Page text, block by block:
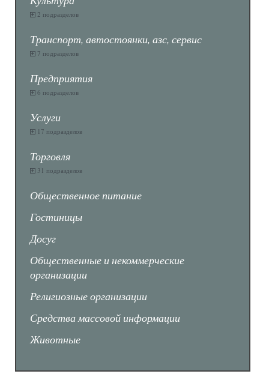
2 подразделов
Транспорт, автостоянки, азс, сервис
7 подразделов
Предприятия
6 подразделов
Услуги
17 подразделов
Торговля
31 подразделов
Общественное питание
Гостиницы
Досуг
Общественные и некоммерческие
организации
Религиозные организации
Средства массовой информации
Животные